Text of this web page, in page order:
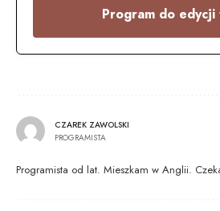
Program do
CZAREK ZAWOLSKI
PROGRAMISTA
Programista od lat. Mieszkam w Anglii.